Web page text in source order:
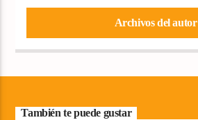
Archivos del autor
También te puede gustar